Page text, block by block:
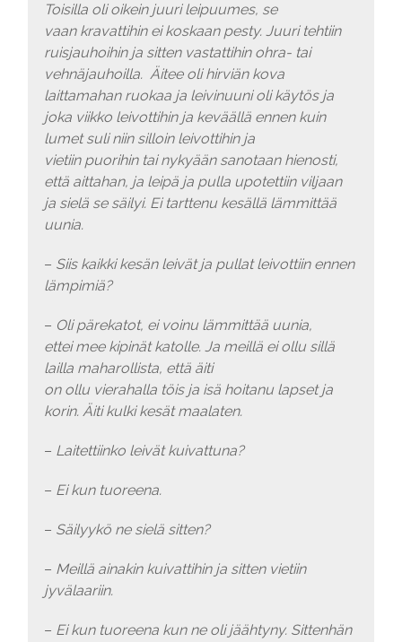
Toisilla oli oikein juuri leipuumes, se
vaan kravattihin ei koskaan pesty. Juuri tehtiin
ruisjauhoihin ja sitten vastattihin ohra- tai
vehnäjauhoilla. Äitee oli hirviän kova
laittamahan ruokaa ja leivinuuni oli käytös ja
joka viikko leivottihin ja keväällä ennen kuin
lumet suli niin silloin leivottihin ja
vietiin puorihin tai nykyään sanotaan hienosti,
että aittahan, ja leipä ja pulla upotettiin viljaan
ja sielä se säilyi. Ei tarttenu kesällä lämmittää
uunia.
– Siis kaikki kesän leivät ja pullat leivottiin ennen
lämpimiä?
– Oli pärekatot, ei voinu lämmittää uunia,
ettei mee kipinät katolle. Ja meillä ei ollu sillä
lailla maharollista, että äiti
on ollu vierahalla töis ja isä hoitanu lapset ja
korin. Äiti kulki kesät maalaten.
– Laitettiinko leivät kuivattuna?
– Ei kun tuoreena.
– Säilyykö ne sielä sitten?
– Meillä ainakin kuivattihin ja sitten vietiin
jyvälaariin.
– Ei kun tuoreena kun ne oli jäähtyny. Sittenhän